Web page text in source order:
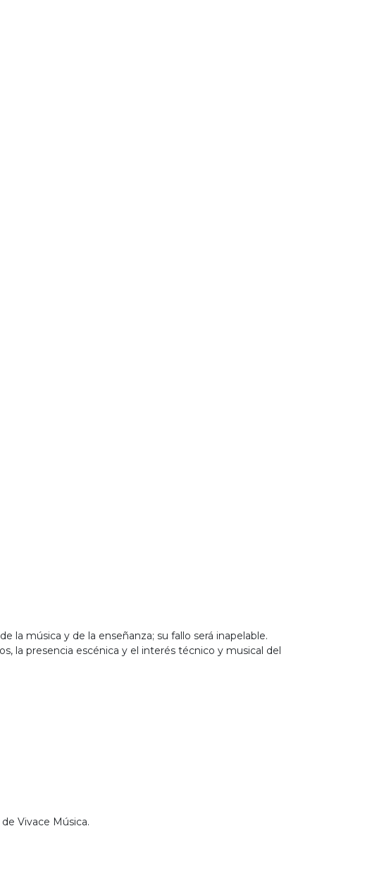
la música y de la enseñanza; su fallo será inapelable.
la presencia escénica y el interés técnico y musical del
Vivace Música.